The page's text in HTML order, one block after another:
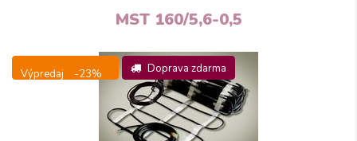
MST 160/5,6-0,5
Výpredaj -23% Doprava zdarma